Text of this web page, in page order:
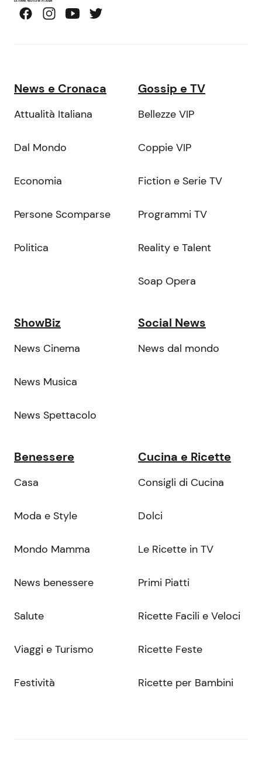
News e Cronaca
Attualità Italiana
Dal Mondo
Economia
Persone Scomparse
Politica
Gossip e TV
Bellezze VIP
Coppie VIP
Fiction e Serie TV
Programmi TV
Reality e Talent
Soap Opera
ShowBiz
News Cinema
News Musica
News Spettacolo
Social News
News dal mondo
Benessere
Casa
Moda e Style
Mondo Mamma
News benessere
Salute
Viaggi e Turismo
Festività
Cucina e Ricette
Consigli di Cucina
Dolci
Le Ricette in TV
Primi Piatti
Ricette Facili e Veloci
Ricette Feste
Ricette per Bambini